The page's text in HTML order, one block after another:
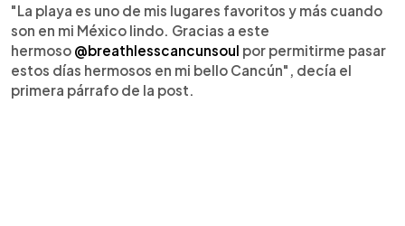
"La playa es uno de mis lugares favoritos y más cuando
son en mi México lindo. Gracias a este
hermoso @breathlesscancunsoul por permitirme pasar
estos días hermosos en mi bello Cancún", decía el
primera párrafo de la post.